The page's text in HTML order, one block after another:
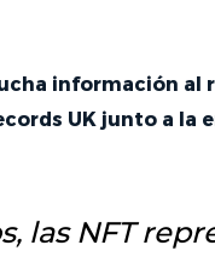
información al
UK junto a la
las NFT